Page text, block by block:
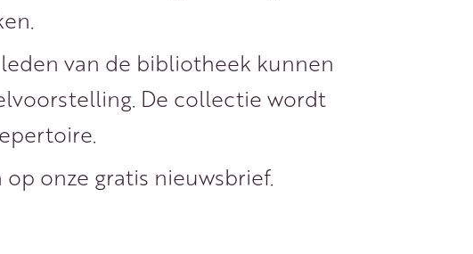
van de bibliotheek kunnen
De collectie wordt
onze gratis nieuwsbrief.